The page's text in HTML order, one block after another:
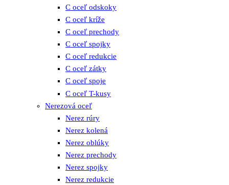
C oceľ odskoky
C oceľ kríže
C oceľ prechody
C oceľ spojky
C oceľ redukcie
C oceľ zátky
C oceľ spoje
C oceľ T-kusy
Nerezová oceľ
Nerez rúry
Nerez kolená
Nerez oblúky
Nerez prechody
Nerez spojky
Nerez redukcie